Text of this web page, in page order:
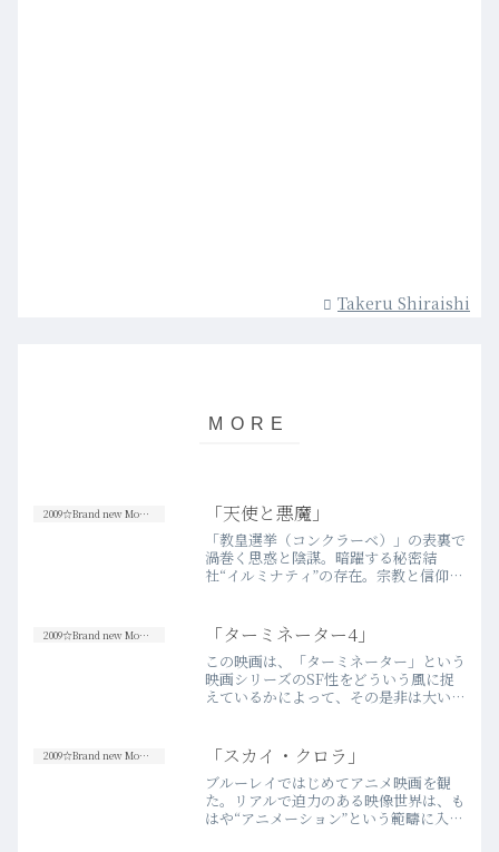
Takeru Shiraishi
2009☆Brand new Movies 「天使と悪魔」
「教皇選挙（コンクラーベ）」の表裏で
渦巻く思惑と陰謀。暗躍する秘密結
社“イルミナティ”の存在。宗教と信仰で
興味深く、未知の領域に引きずり込まれ
る感覚はエキサイティングだった…
more
2009☆Brand new Movies 「ターミネーター4」
この映画は、「ターミネーター」という
映画シリーズのSF性をどういう風に捉
えているかによって、その是非は大いに
ズは「1」、「2」、「3」、そして今回
の「4」と存在するわけ…more
2009☆Brand new Movies 「スカイ・クロラ」
ブルーレイではじめてアニメ映画を観
た。リアルで迫力のある映像世界は、も
はや“アニメーション”という範疇に入れ